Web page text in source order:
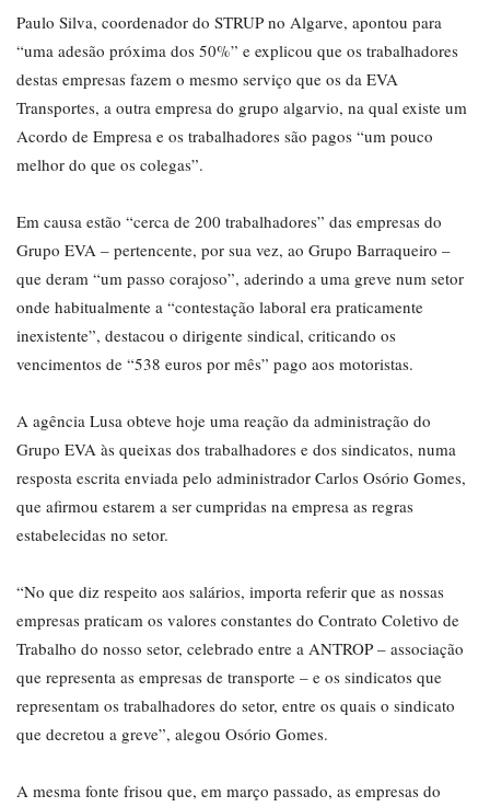
Paulo Silva, coordenador do STRUP no Algarve, apontou para
“uma adesão próxima dos 50%” e explicou que os trabalhadores
destas empresas fazem o mesmo serviço que os da EVA
Transportes, a outra empresa do grupo algarvio, na qual existe um
Acordo de Empresa e os trabalhadores são pagos “um pouco
melhor do que os colegas”.
Em causa estão “cerca de 200 trabalhadores” das empresas do
Grupo EVA – pertencente, por sua vez, ao Grupo Barraqueiro –
que deram “um passo corajoso”, aderindo a uma greve num setor
onde habitualmente a “contestação laboral era praticamente
inexistente”, destacou o dirigente sindical, criticando os
vencimentos de “538 euros por mês” pago aos motoristas.
A agência Lusa obteve hoje uma reação da administração do
Grupo EVA às queixas dos trabalhadores e dos sindicatos, numa
resposta escrita enviada pelo administrador Carlos Osório Gomes,
que afirmou estarem a ser cumpridas na empresa as regras
estabelecidas no setor.
“No que diz respeito aos salários, importa referir que as nossas
empresas praticam os valores constantes do Contrato Coletivo de
Trabalho do nosso setor, celebrado entre a ANTROP – associação
que representa as empresas de transporte – e os sindicatos que
representam os trabalhadores do setor, entre os quais o sindicato
que decretou a greve”, alegou Osório Gomes.
A mesma fonte frisou que, em março passado, as empresas do